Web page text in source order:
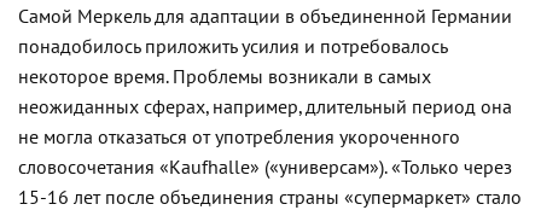
Самой Меркель для адаптации в объединенной Германии
понадобилось приложить усилия и потребовалось
некоторое время. Проблемы возникали в самых
неожиданных сферах, например, длительный период она
не могла отказаться от употребления укороченного
словосочетания «Kaufhalle» («универсам»). «Только через
15-16 лет после объединения страны «супермаркет» стало